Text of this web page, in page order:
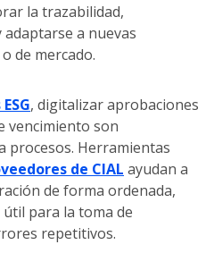
la trazabilidad,
a nuevas
de mercado.
, digitalizar aprobaciones
vencimiento son
procesos. Herramientas
de CIAL ayudan a
de forma ordenada,
para la toma de
repetitivos.